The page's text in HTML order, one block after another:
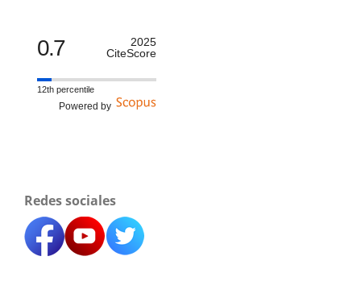
0.7
2025
CiteScore
12th percentile
Powered by
Redes sociales